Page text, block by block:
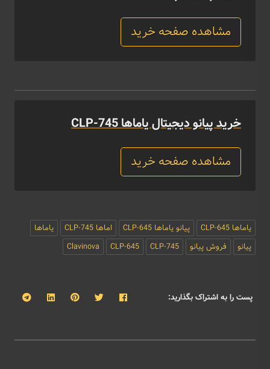
مشاهده صفحه خرید
خرید پیانو دیجیتال یاماها CLP-745
مشاهده صفحه خرید
یاماها CLP-645 پیانو یاماها CLP-645 اماها CLP-745
یاماها
پیانو
فروش پیانو CLP-745
CLP-645
Clavinova
پست را به اشتراک بگذارید: